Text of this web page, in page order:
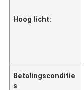
Hoog licht:
Betalingsconditie
s